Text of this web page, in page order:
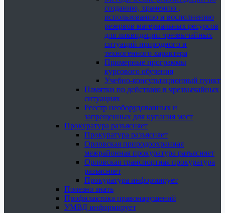
созданию, хранению ,
использованию и восполнению
резервов материальных ресурсов
для ликвидации чрезвычайных
ситуаций природного и
техногенного характера
Примерные программы
курсового обучения
Учебно-консультационный пункт
Памятки по действию в чрезвычайных
ситуациях
Реестр необорудованных и
запрещенных для купания мест
Прокуратура разъясняет
Прокуратура разъясняет
Орловская природоохранная
межрайонная прокуратура разъясняет
Орловская транспортная прокуратура
разъясняет
Прокуратура информирует
Полезно знать
Профилактика правонарушений
УМВД информирует